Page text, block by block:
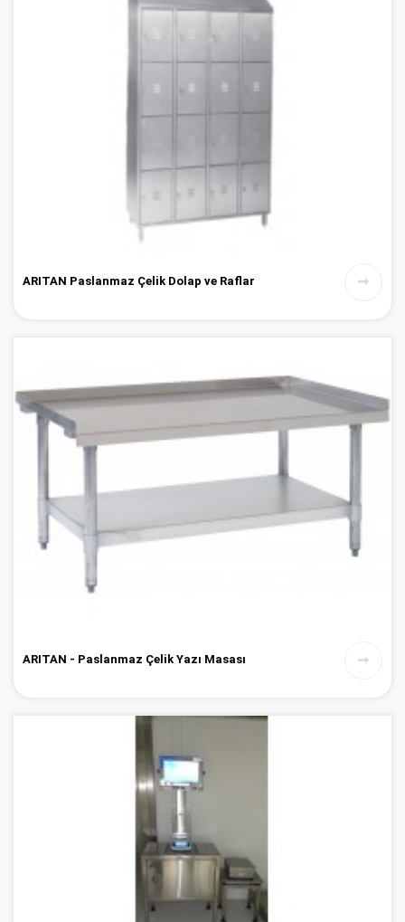
ARITAN Paslanmaz Çelik Dolap ve Raflar
ARITAN - Paslanmaz Çelik Yazı Masası